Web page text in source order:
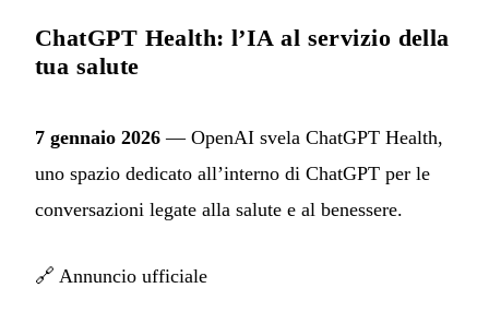
ChatGPT Health: l’IA al servizio della
tua salute
7 gennaio 2026 — OpenAI svela ChatGPT Health,
uno spazio dedicato all’interno di ChatGPT per le
conversazioni legate alla salute e al benessere.
🔗 Annuncio ufficiale